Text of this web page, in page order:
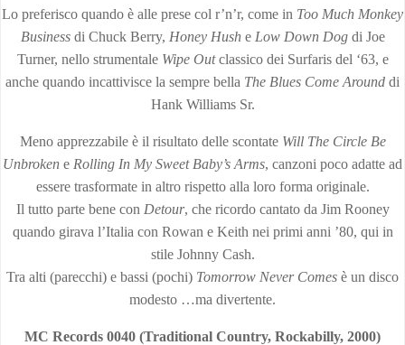
Lo preferisco quando è alle prese col r’n’r, come in Too Much Monkey
Businessdi Chuck Berry, Honey Hushe Low Down Dogdi Joe
Turner, nello strumentale Wipe Outclassico dei Surfaris del ‘63, e
anche quando incattivisce la sempre bella The Blues Come Around di
Hank Williams Sr.
Meno apprezzabile è il risultato delle scontate Will The Circle Be
Unbroken e Rolling In My Sweet Baby’s Arms, canzoni poco adatte ad
essere trasformate in altro rispetto alla loro forma originale.
Il tutto parte bene con Detour, che ricordo cantato da Jim Rooney
quando girava l’Italia con Rowan e Keith nei primi anni ’80, qui in
stile Johnny Cash.
Tra alti (parecchi) e bassi (pochi) Tomorrow Never Comes è un disco
modesto …ma divertente.
MC Records 0040 (Traditional Country, Rockabilly, 2000)